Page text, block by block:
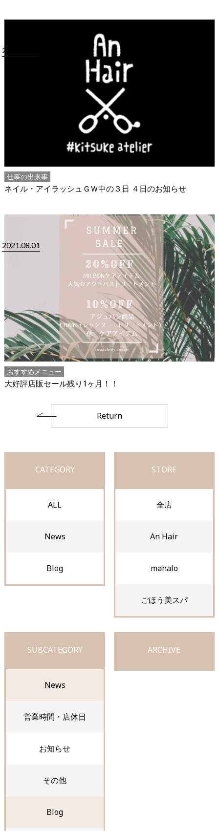
2021.05.01
仕事の出来事
ネイル・アイラッシュＧＷ中の３日 ４日のお知らせ
2021.08.01
おすすめメニュー
大好評店販セール残り1ヶ月！！
Return
CATEGORY
ALL
News
Blog
STORE
全店
An Hair
mahalo
ごほう美スパ
SUBCATEGORY
News
営業時間・店休日
お知らせ
その他
Blog
ARCHIVE